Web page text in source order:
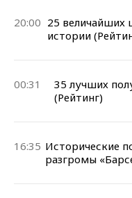
20:00 25 величайших
истории
00:31
35 лучших
(Рейтинг)
16:35 Исторические
разгромы